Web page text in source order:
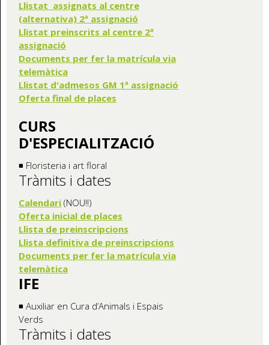
Llistat assignats al centre
(alternativa) 2ª assignació
Llistat preinscrits al centre 2ª
assignació
Documents per fer la matrícula via
telemàtica
Llistat d'admesos GM 1ª assignació
Oferta final de places
CURS
D'ESPECIALITZACIÓ
◾ Floristeria i art floral
Tràmits i dates
Calendari (NOU!!)
Oferta inicial de places
Llista de preinscripcions
Llista definitiva de preinscripcions
Documents per fer la matrícula via
telemàtica
IFE
◾ Auxiliar en Cura d’Animals i Espais
Verds
Tràmits i dates